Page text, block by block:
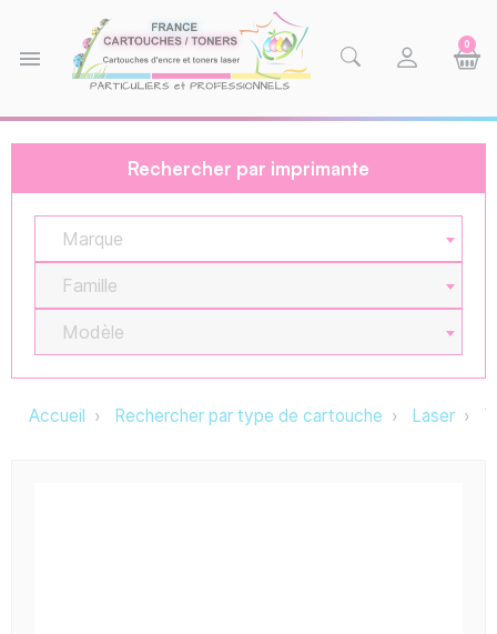
menu
0
Rechercher par imprimante
Marque
Famille
Modèle
Accueil Rechercher par type de cartouche Laser